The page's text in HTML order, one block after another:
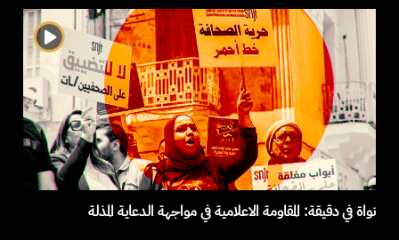
نواة في دقيقة: المقاومة الاعلامية في مواجهة الدعاية المذلة